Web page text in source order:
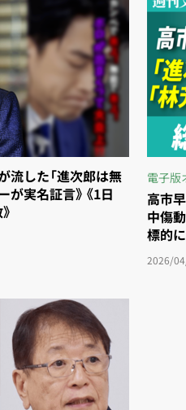
流した「進次郎は無
が実名証言》《1日
電子版
高市
中傷
標的に
2026/